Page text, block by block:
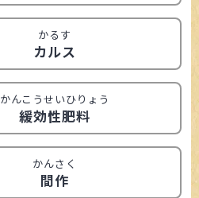
かるす
カルス
かんこうせいひりょう
緩効性肥料
かんさく
間作